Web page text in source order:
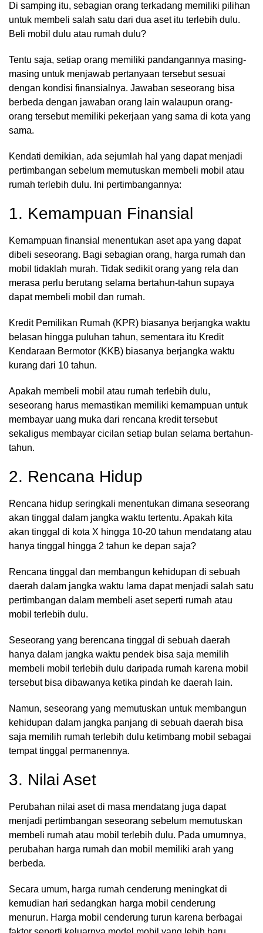
Di samping itu, sebagian orang terkadang memiliki pilihan
untuk membeli salah satu dari dua aset itu terlebih dulu.
Beli mobil dulu atau rumah dulu?
Tentu saja, setiap orang memiliki pandangannya masing-
masing untuk menjawab pertanyaan tersebut sesuai
dengan kondisi finansialnya. Jawaban seseorang bisa
berbeda dengan jawaban orang lain walaupun orang-
orang tersebut memiliki pekerjaan yang sama di kota yang
sama.
Kendati demikian, ada sejumlah hal yang dapat menjadi
pertimbangan sebelum memutuskan membeli mobil atau
rumah terlebih dulu. Ini pertimbangannya:
1. Kemampuan Finansial
Kemampuan finansial menentukan aset apa yang dapat
dibeli seseorang. Bagi sebagian orang, harga rumah dan
mobil tidaklah murah. Tidak sedikit orang yang rela dan
merasa perlu berutang selama bertahun-tahun supaya
dapat membeli mobil dan rumah.
Kredit Pemilikan Rumah (KPR) biasanya berjangka waktu
belasan hingga puluhan tahun, sementara itu Kredit
Kendaraan Bermotor (KKB) biasanya berjangka waktu
kurang dari 10 tahun.
Apakah membeli mobil atau rumah terlebih dulu,
seseorang harus memastikan memiliki kemampuan untuk
membayar uang muka dari rencana kredit tersebut
sekaligus membayar cicilan setiap bulan selama bertahun-
tahun.
2. Rencana Hidup
Rencana hidup seringkali menentukan dimana seseorang
akan tinggal dalam jangka waktu tertentu. Apakah kita
akan tinggal di kota X hingga 10-20 tahun mendatang atau
hanya tinggal hingga 2 tahun ke depan saja?
Rencana tinggal dan membangun kehidupan di sebuah
daerah dalam jangka waktu lama dapat menjadi salah satu
pertimbangan dalam membeli aset seperti rumah atau
mobil terlebih dulu.
Seseorang yang berencana tinggal di sebuah daerah
hanya dalam jangka waktu pendek bisa saja memilih
membeli mobil terlebih dulu daripada rumah karena mobil
tersebut bisa dibawanya ketika pindah ke daerah lain.
Namun, seseorang yang memutuskan untuk membangun
kehidupan dalam jangka panjang di sebuah daerah bisa
saja memilih rumah terlebih dulu ketimbang mobil sebagai
tempat tinggal permanennya.
3. Nilai Aset
Perubahan nilai aset di masa mendatang juga dapat
menjadi pertimbangan seseorang sebelum memutuskan
membeli rumah atau mobil terlebih dulu. Pada umumnya,
perubahan harga rumah dan mobil memiliki arah yang
berbeda.
Secara umum, harga rumah cenderung meningkat di
kemudian hari sedangkan harga mobil cenderung
menurun. Harga mobil cenderung turun karena berbagai